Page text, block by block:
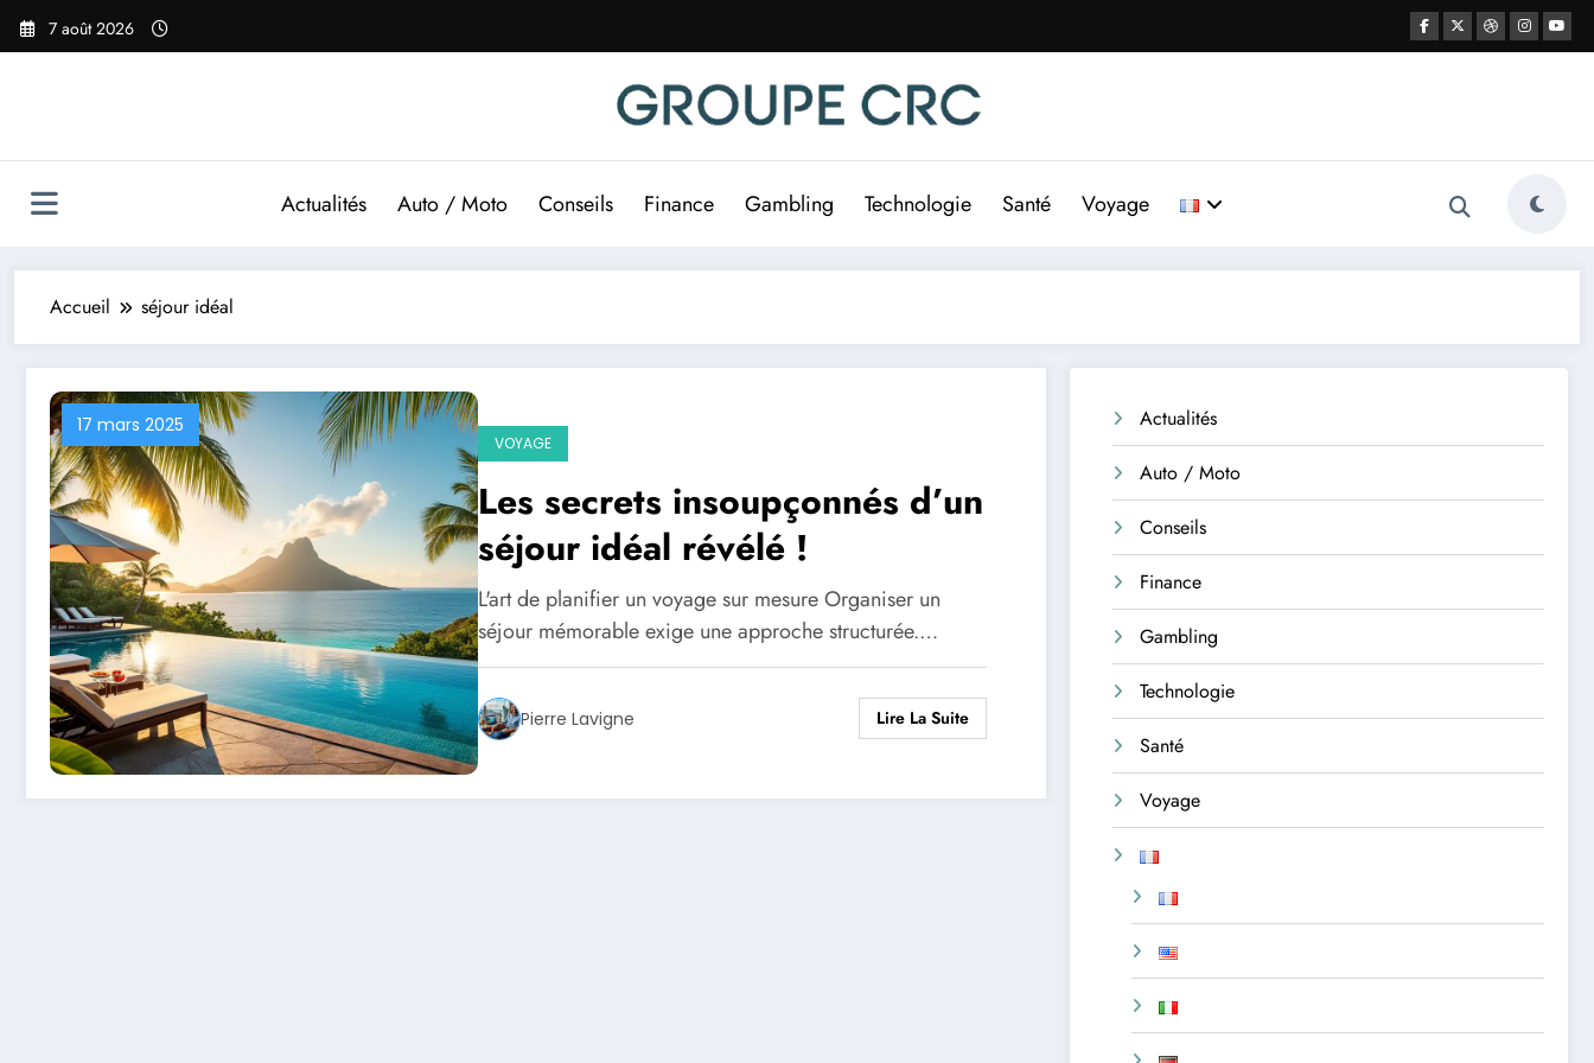
Aller
7 août 2026
Actualités Auto / Moto Conseils Finance Gambling Technologie Santé Voyage
Accueil séjour idéal
17 mars 2025
VOYAGE
Les secrets insoupçonnés d’un
séjour idéal révélé !
L'art de planifier un voyage sur mesure Organiser un
séjour mémorable exige une approche structurée.…
Pierre Lavigne Lire La Suite
Actualités
Auto / Moto
Conseils
Finance
Gambling
Technologie
Santé
Voyage